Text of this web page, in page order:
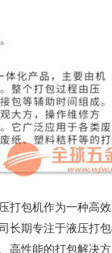
打包机作为一种高
长期专注于液压打
高性能的打包解决方